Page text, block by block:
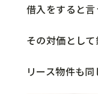
借入をすると言
その対価として
リース物件も同